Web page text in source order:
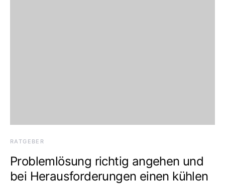
RATGEBER
Problemlösung richtig angehen und
bei Herausforderungen einen kühlen